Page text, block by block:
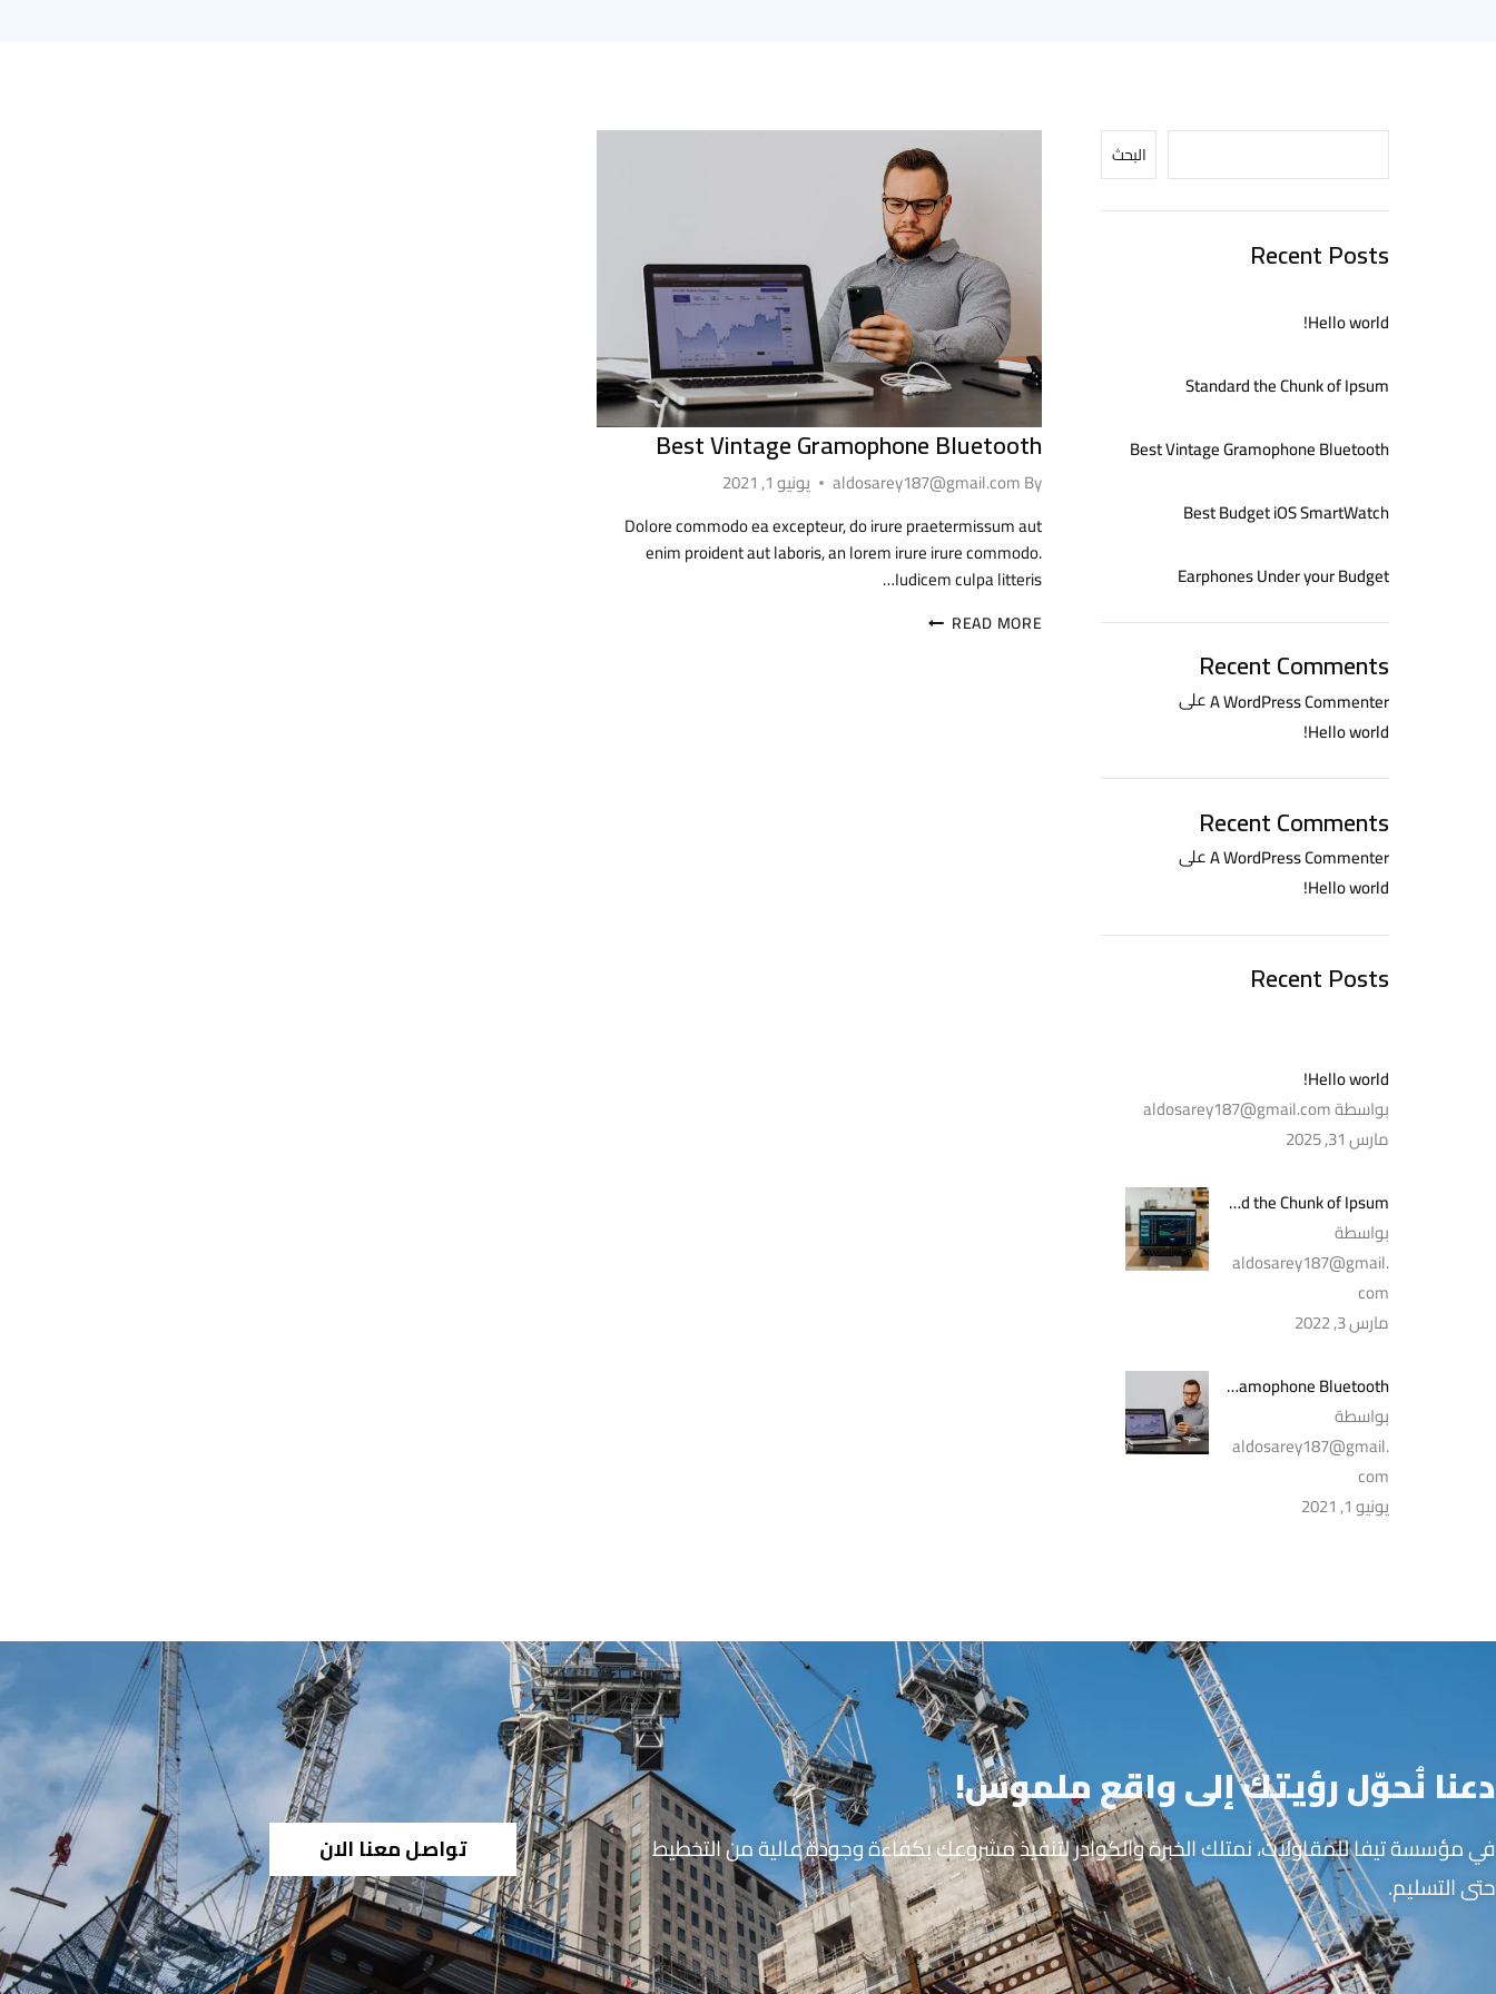
Best Vintage Gramophone Bluetooth
By
aldosarey187@gmail.com
يونيو 1, 2021
Dolore commodo ea excepteur, do irure praetermissum aut
enim proident aut laboris, an lorem irure irure commodo.
Iudicem culpa litteris…
READ MORE
البحث
Recent Posts
Hello world!
Standard the Chunk of Ipsum
Best Vintage Gramophone Bluetooth
Best Budget iOS SmartWatch
Earphones Under your Budget
Recent Comments
A WordPress Commenterعلى
Hello world!
Recent Comments
A WordPress Commenterعلى
Hello world!
Recent Posts
Hello world!
بواسطة aldosarey187@gmail.com
مارس 31, 2025
Standard the Chunk of Ipsum
بواسطة
aldosarey187@gmail.
com
مارس 3, 2022
Best Vintage Gramophone Bluetooth
بواسطة
aldosarey187@gmail.
com
يونيو 1, 2021
دعنا نُحوّل رؤيتك إلى واقع ملموس!
في مؤسسة تيفا للمقاولات، نمتلك الخبرة والكوادر لتنفيذ مشروعك بكفاءة وجودة عالية من التخطيط
حتى التسليم.
تواصل معنا الان